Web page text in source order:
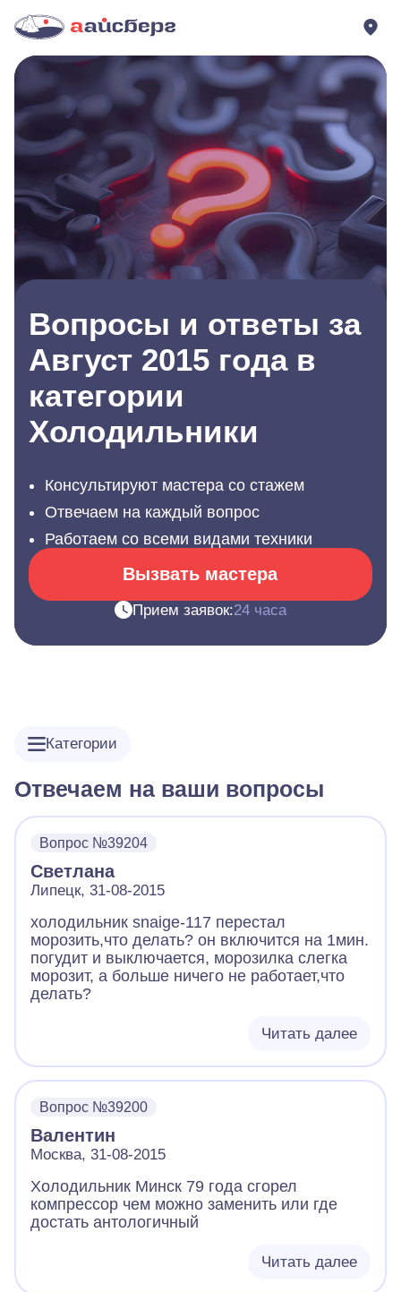
Вопросы и ответы за
Август 2015 года в
категории
Холодильники
Консультируют мастера со стажем
Отвечаем на каждый вопрос
Работаем со всеми видами техники
Вызвать мастера
Прием заявок:24 часа
Категории
Отвечаем на ваши вопросы
Вопрос №39204
Светлана
Липецк, 31-08-2015
холодильник snaige-117 перестал
морозить,что делать? он включится на 1мин.
погудит и выключается, морозилка слегка
морозит, а больше ничего не работает,что
делать?
Читать далее
Вопрос №39200
Валентин
Москва, 31-08-2015
Холодильник Минск 79 года сгорел
компрессор чем можно заменить или где
достать антологичный
Читать далее